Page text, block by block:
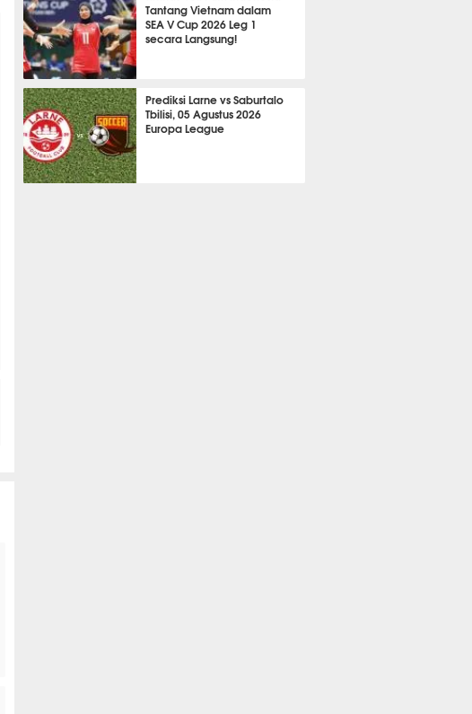
Tantang Vietnam dalam
SEA V Cup 2026 Leg 1
secara Langsung!
OLAHRAGA LAIN
Prediksi Larne vs Saburtalo
Tbilisi, 05 Agustus 2026
Europa League